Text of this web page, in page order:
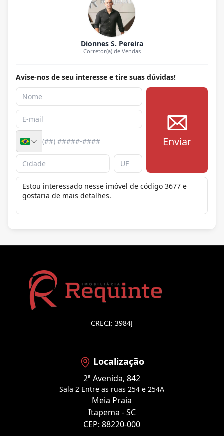
Dionnes S. Pereira
Corretor(a) de Vendas
Avise-nos de seu interesse e tire suas dúvidas!
Enviar
CRECI: 3984J
Localização
2ª Avenida, 842
Sala 2 Entre as ruas 254 e 254A
Meia Praia
Itapema - SC
CEP: 88220-000